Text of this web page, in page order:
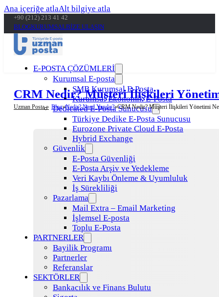
Ana içeriğe atlaAlt bilgiye atla
+90 (212) 213 41 42
BLOGKURUMSALBİZE ULAŞIN
E-POSTA ÇÖZÜMLERİ
Kurumsal E-posta
SMB Kurumsal E-Posta
Kurumsal Ekonomik E-Posta
Dedicated E-Posta Sunucusu
Türkiye Dedike E-Posta Sunucusu
Eurozone Private Cloud E-Posta
Hybrid Exchange
Güvenlik
E-Posta Güvenliği
E-Posta Arşiv ve Yedekleme
Veri Kaybı Önleme & Uyumluluk
İş Sürekliliği
Pazarlama
Mail Extra – Email Marketing
İşlemsel E-posta
Toplu E-Posta
PARTNERLER
Bayilik Programı
Partnerler
Referanslar
SEKTÖRLER
Bankacılık ve Finans Bulutu
CRM Nedir? Müşteri İlişkileri
Uzman Posta » Blog Nedir? Nasıl Yapılır? CRM Nedir? Müşteri İlişkileri Yönetimi